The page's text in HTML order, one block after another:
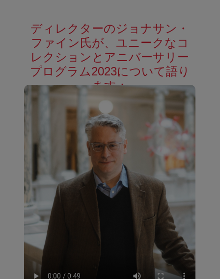
ディレクターのジョナサン・
ファイン氏が、ユニークなコ
レクションとアニバーサリー
プログラム2023について語り
ます：